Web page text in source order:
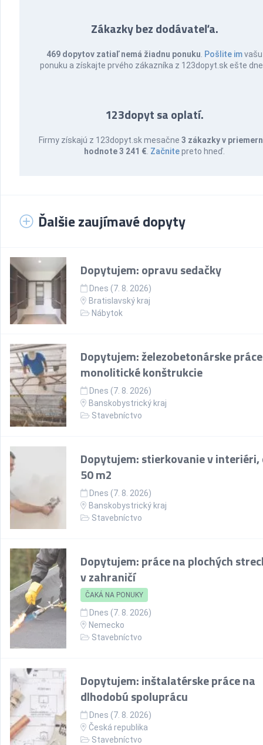
Zákazky bez dodávateľa.
469 dopytov zatiaľ nemá žiadnu ponuku Pošlite imvašu
ponuku a získajte prvého zákazníka z 123dopyt.sk ešte
123dopyt sa oplatí.
Firmy získajú z 123dopyt.sk mesačne3 zákazky v
hodnote 3 241 € Začnitepreto hneď.
Ďalšie zaujímavé dopyty
Dopytujem: opravu sedačky
Dnes (7. 8. 2026)
Bratislavský kraj
Nábytok
Dopytujem: železobetonárske
monolitické konštrukcie
Dnes (7. 8. 2026)
Banskobystrický kraj
Stavebníctvo
Dopytujem: stierkovanie v interiéri,
50 m2
Dnes (7. 8. 2026)
Banskobystrický kraj
Stavebníctvo
Dopytujem: práce na plochých
v zahraničí
ČAKÁ NA PONUKY
Dnes (7. 8. 2026)
Nemecko
Stavebníctvo
Dopytujem: inštalatérske práce na
dlhodobú spoluprácu
Dnes (7. 8. 2026)
Česká republika
Stavebníctvo